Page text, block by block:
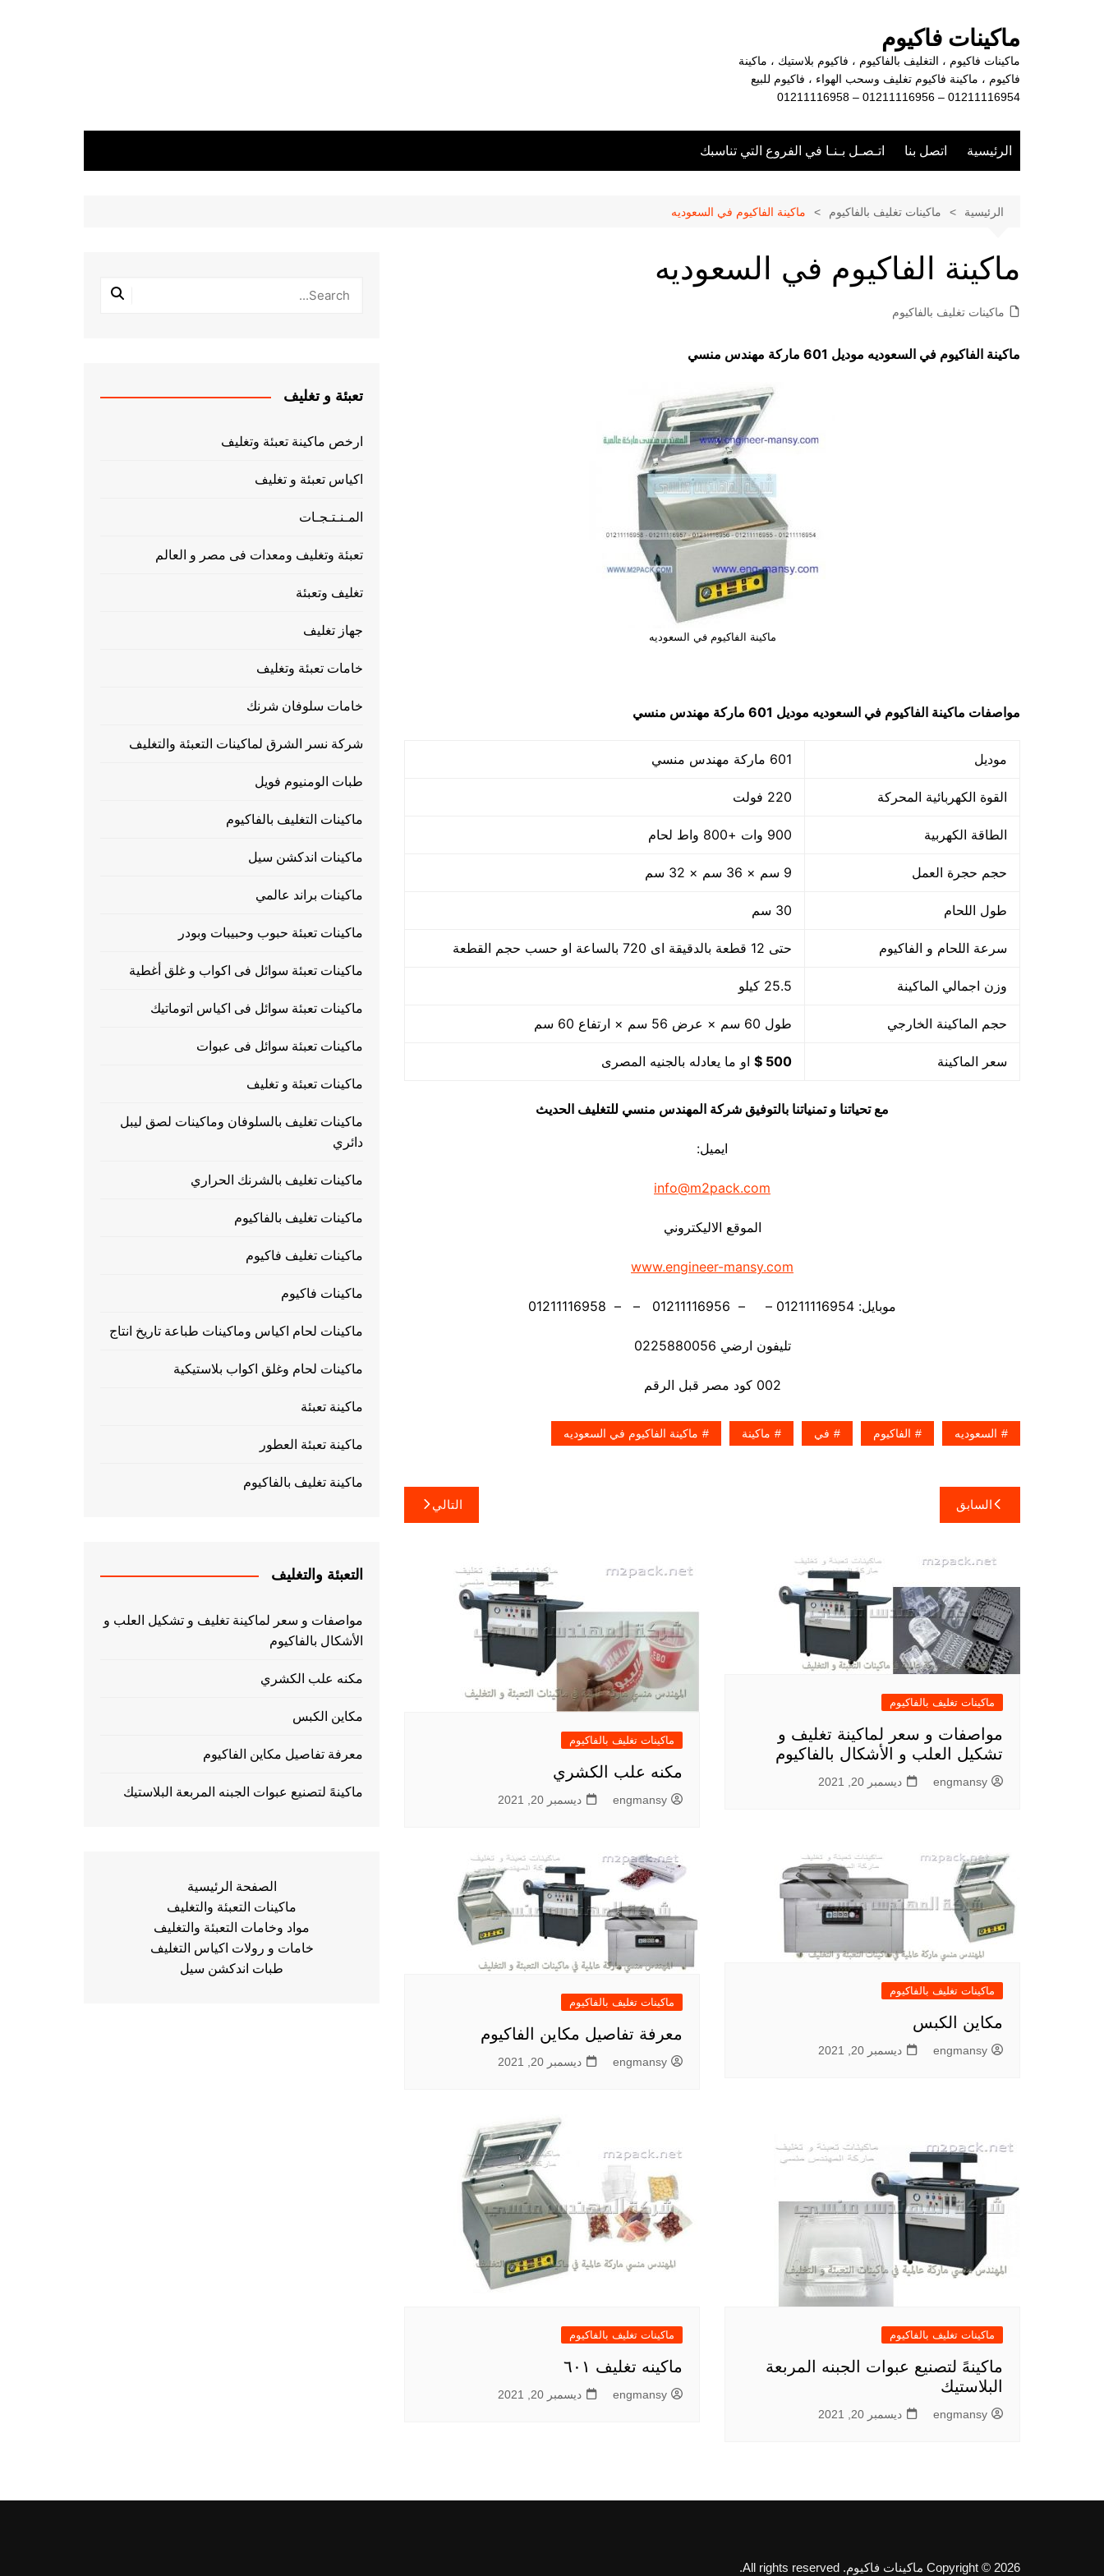
ماكينات فاكيوم
ماكينات فاكيوم ، التغليف بالفاكيوم ، فاكيوم بلاستيك ، ماكينة
فاكيوم ، ماكينة فاكيوم تغليف وسحب الهواء ، فاكيوم للبيع
01211116954 – 01211116956 – 01211116958
الرئيسية اتصل بنا اتـصـل بـنـا في الفروع التي تناسبك
الرئيسية ماكينات تغليف بالفاكيوم ماكينة الفاكيوم في السعوديه
ماكينة الفاكيوم في السعوديه
ماكينات تغليف بالفاكيوم
ماكينة الفاكيوم في السعوديه موديل 601 ماركة مهندس منسي
ماكينة الفاكيوم في السعوديه
مواصفات ماكينة الفاكيوم في السعوديه موديل 601 ماركة مهندس منسي
موديل 601 ماركة مهندس منسي
القوة الكهربائية المحركة 220 فولت
الطاقة الكهربية 900 وات +800 واط لحام
حجم حجرة العمل 9 سم × 36 سم × 32 سم
طول اللحام 30 سم
سرعة اللحام و الفاكيوم حتى 12 قطعة بالدقيقة اى 720 بالساعة او حسب حجم القطعة
وزن اجمالي الماكينة 25.5 كيلو
حجم الماكينة الخارجي طول 60 سم × عرض 56 سم × ارتفاع 60 سم
سعر الماكينة 500 $ او ما يعادله بالجنيه المصرى
مع تحياتنا و تمنياتنا بالتوفيق شركة المهندس منسي للتغليف الحديث
ايميل:
info@m2pack.com
الموقع الاليكتروني
www.engineer-mansy.com
موبايل: 01211116954 – – 01211116956 – – 01211116958
تليفون ارضي 0225880056
002 كود مصر قبل الرقم
السعوديه الفاكيوم في ماكينة ماكينة الفاكيوم في السعوديه
تصفّح
المقالات
السابق التالي
ماكينات تغليف بالفاكيوم
مواصفات و سعر لماكينة تغليف و
تشكيل العلب و الأشكال بالفاكيوم
engmansy ديسمبر 20, 2021
ماكينات تغليف بالفاكيوم
مكنه علب الكشري
engmansy ديسمبر 20, 2021
ماكينات تغليف بالفاكيوم
مكاين الكبس
engmansy ديسمبر 20, 2021
ماكينات تغليف بالفاكيوم
معرفة تفاصيل مكاين الفاكيوم
engmansy ديسمبر 20, 2021
ماكينات تغليف بالفاكيوم
ماكينهً لتصنيع عبوات الجبنه المربعة
البلاستيك
engmansy ديسمبر 20, 2021
ماكينات تغليف بالفاكيوم
ماكينه تغليف ٦٠١
engmansy ديسمبر 20, 2021
تعبئة و تغليف
ارخص ماكينة تعبئة وتغليف
اكياس تعبئة و تغليف
المـنـتـجـات
تعبئة وتغليف ومعدات فى مصر و العالم
تغليف وتعبئة
جهاز تغليف
خامات تعبئة وتغليف
خامات سلوفان شرنك
شركة نسر الشرق لماكينات التعبئة والتغليف
طبات الومنيوم فويل
ماكينات التغليف بالفاكيوم
ماكينات اندكشن سيل
ماكينات براند عالمي
ماكينات تعبئة حبوب وحبيبات وبودر
ماكينات تعبئة سوائل فى اكواب و غلق أغطية
ماكينات تعبئة سوائل فى اكياس اتوماتيك
ماكينات تعبئة سوائل فى عبوات
ماكينات تعبئة و تغليف
ماكينات تغليف بالسلوفان وماكينات لصق ليبل
دائري
ماكينات تغليف بالشرنك الحراري
ماكينات تغليف بالفاكيوم
ماكينات تغليف فاكيوم
ماكينات فاكيوم
ماكينات لحام اكياس وماكينات طباعة تاريخ انتاج
ماكينات لحام وغلق اكواب بلاستيكية
ماكينة تعبئة
ماكينة تعبئة العطور
ماكينة تغليف بالفاكيوم
التعبئة والتغليف
مواصفات و سعر لماكينة تغليف و تشكيل العلب و
الأشكال بالفاكيوم
مكنه علب الكشري
مكاين الكبس
معرفة تفاصيل مكاين الفاكيوم
ماكينهً لتصنيع عبوات الجبنه المربعة البلاستيك
الصفحة الرئيسية
ماكينات التعبئة والتغليف
مواد وخامات التعبئة والتغليف
خامات و رولات اكياس التغليف
طبات اندكشن سيل
Copyright © 2026 ماكينات فاكيوم. All rights reserved.